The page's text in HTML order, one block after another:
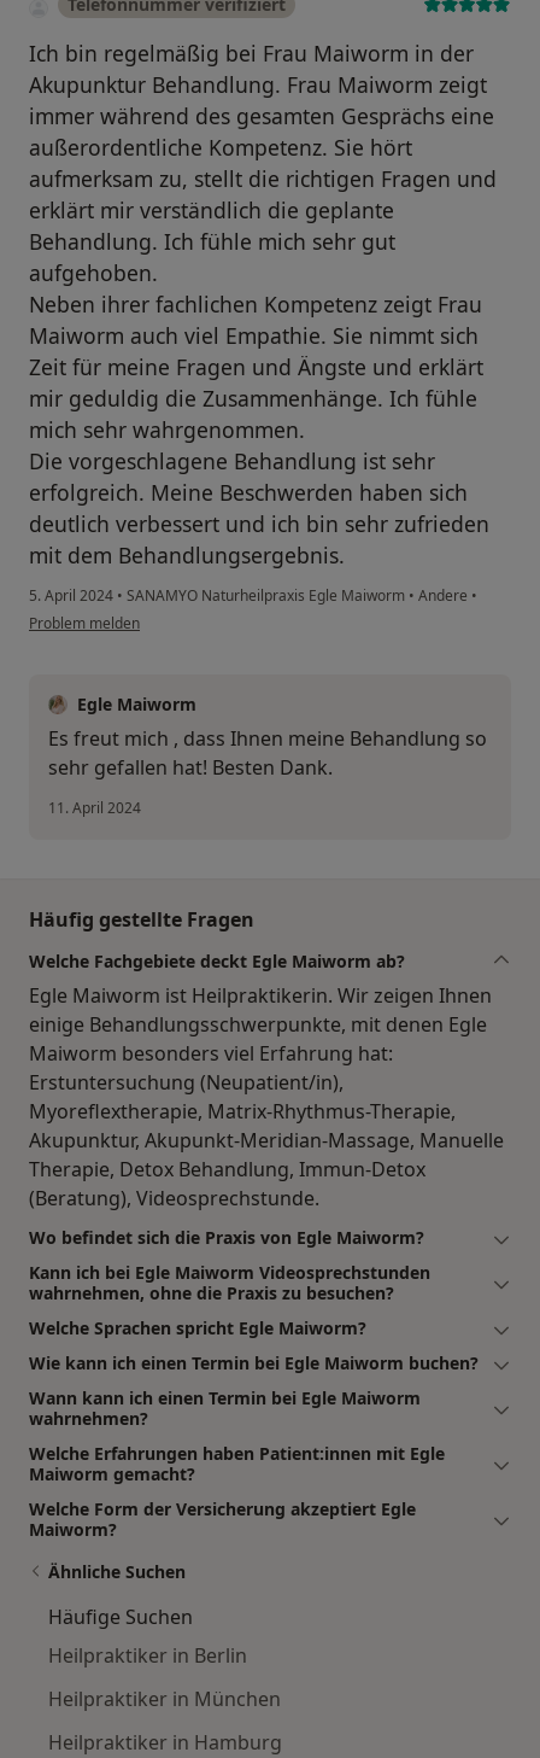
Telefonnummer verifiziert
Ich bin regelmäßig bei Frau Maiworm in der
Akupunktur Behandlung. Frau Maiworm zeigt
immer während des gesamten Gesprächs eine
außerordentliche Kompetenz. Sie hört
aufmerksam zu, stellt die richtigen Fragen und
erklärt mir verständlich die geplante
Behandlung. Ich fühle mich sehr gut
aufgehoben.
Neben ihrer fachlichen Kompetenz zeigt Frau
Maiworm auch viel Empathie. Sie nimmt sich
Zeit für meine Fragen und Ängste und erklärt
mir geduldig die Zusammenhänge. Ich fühle
mich sehr wahrgenommen.
Die vorgeschlagene Behandlung ist sehr
erfolgreich. Meine Beschwerden haben sich
deutlich verbessert und ich bin sehr zufrieden
mit dem Behandlungsergebnis.
5. April 2024 • SANAMYO Naturheilpraxis Egle Maiworm • Andere •
Problem melden
Egle Maiworm
Es freut mich , dass Ihnen meine Behandlung so
sehr gefallen hat! Besten Dank.
11. April 2024
Häufig gestellte Fragen
Welche Fachgebiete deckt Egle Maiworm ab?
Egle Maiworm ist Heilpraktikerin. Wir zeigen Ihnen
einige Behandlungsschwerpunkte, mit denen Egle
Maiworm besonders viel Erfahrung hat:
Erstuntersuchung (Neupatient/in),
Myoreflextherapie, Matrix-Rhythmus-Therapie,
Akupunktur, Akupunkt-Meridian-Massage, Manuelle
Therapie, Detox Behandlung, Immun-Detox
(Beratung), Videosprechstunde.
Wo befindet sich die Praxis von Egle Maiworm?
Kann ich bei Egle Maiworm Videosprechstunden
wahrnehmen, ohne die Praxis zu besuchen?
Welche Sprachen spricht Egle Maiworm?
Wie kann ich einen Termin bei Egle Maiworm buchen?
Wann kann ich einen Termin bei Egle Maiworm
wahrnehmen?
Welche Erfahrungen haben Patient:innen mit Egle
Maiworm gemacht?
Welche Form der Versicherung akzeptiert Egle
Maiworm?
Ähnliche Suchen
Häufige Suchen
Heilpraktiker in Berlin
Heilpraktiker in München
Heilpraktiker in Hamburg